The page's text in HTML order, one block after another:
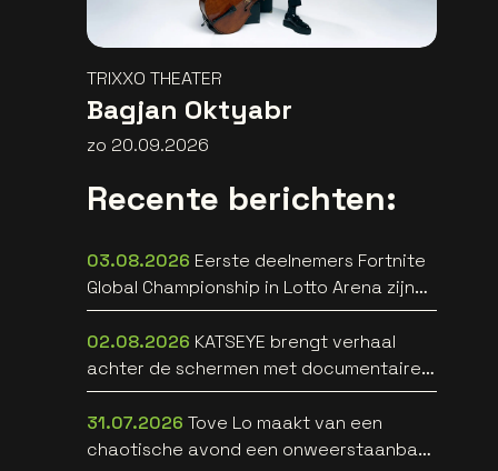
TRIXXO THEATER
Bagjan Oktyabr
zo 20.09.2026
Recente berichten:
03.08.2026 Eerste deelnemers Fortnite
Global Championship in Lotto Arena zijn
bekend
02.08.2026 KATSEYE brengt verhaal
achter de schermen met documentaire
WILD HEARTS [trailer]
31.07.2026 Tove Lo maakt van een
chaotische avond een onweerstaanbare